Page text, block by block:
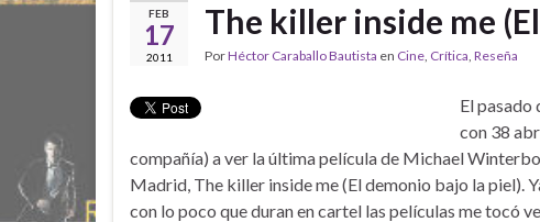
FEB
17
2011
The killer inside me
PorHéctor Caraballo Bautista en Cine, Crítica, Reseña
El pasado
con 38
compañía) a ver la última película de Michael
Madrid, The killer inside me (El demonio bajo la piel).
con lo poco que duran en cartel las películas me tocó